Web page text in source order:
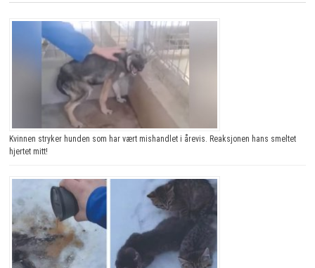
Kvinnen stryker hunden som har vært mishandlet i årevis. Reaksjonen hans smeltet
hjertet mitt!